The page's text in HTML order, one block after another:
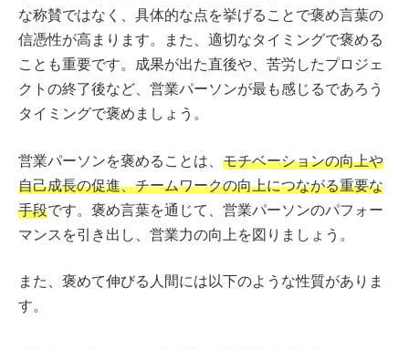
な称賛ではなく、具体的な点を挙げることで褒め言葉の
信憑性が高まります。また、適切なタイミングで褒める
ことも重要です。成果が出た直後や、苦労したプロジェ
クトの終了後など、営業パーソンが最も感じるであろう
タイミングで褒めましょう。
営業パーソンを褒めることは、 モチベーションの向上や
自己成長の促進、チームワークの向上につながる重要な
手段です。褒め言葉を通じて、営業パーソンのパフォー
マンスを引き出し、営業力の向上を図りましょう。
また、褒めて伸びる人間には以下のような性質がありま
す。